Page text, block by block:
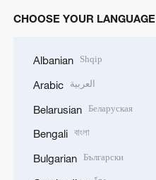
CHOOSE YOUR LANGUAGE
Albanian Shqip
Arabic العربية
Belarusian Беларуская
Bengali বাংলা
Bulgarian Български